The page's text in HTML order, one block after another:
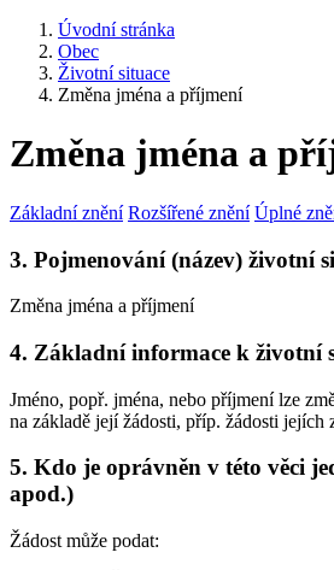
Úvodní stránka
Obec
Životní situace
Změna jména a příjmení
Změna jména a
Základní znění Rozšířené znění Úplné
3. Pojmenování (název) životní
Změna jména a příjmení
4. Základní informace k životní
Jméno, popř. jména, nebo příjmení lze
na základě její žádosti, příp. žádosti jejích
5. Kdo je oprávněn v této věci
apod.)
Žádost může podat: